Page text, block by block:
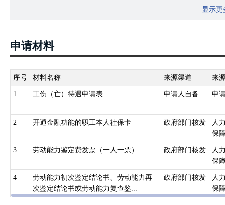
伤保险基金按伤残等级支付一次性伤残补助金……（二）从工伤保
补助金……（二）保留与 用人单位的劳动关系，由用人单位安排适
性伤残就业补助金。一次性工伤医疗补助金和一次性伤残就业补助
职工因工致残被鉴定为七级至十级伤残的，享受以下待遇：（一）
次性伤残就业补助金。一次性工伤医疗补助金和一次性伤残就业补
发工伤保险经办规程的通知》（人社部发〔2012〕11号）第六十八
区上年度职工月平均工资，核定一次性伤残补助金、伤残津贴和生
显示更
申请材料
序号 材料名称 来源渠道 来
1 工伤（亡）待遇申请表 申请人自备 申
2 开通金融功能的职工本人社保卡 政府部门核发
人
保
3 劳动能力鉴定费发票（一人一票） 政府部门核发
人
保
4
劳动能力初次鉴定结论书、劳动能力再
次鉴定结论书或劳动能力复查鉴...
政府部门核发
人
保